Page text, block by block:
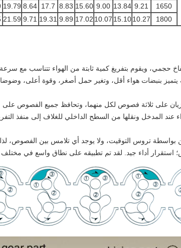
1650
9.21
13.84
9.00
15.60
8.83
17.7
8.64
19.79
1800
10.27
15.10
10.07
17.02
9.89
19.31
9.71
21.59
حجمي، ويقوم بتفريغ كمية ثابتة من الهواء تتناسب مع
يتميز بنبضات هواء أقل، وتغير حمل أصغر، وقوة أعلى،
على ثلاثة فصوص لكل منهما، وتحافظ جميع الفصوص
عند المدخل ونقلها من السطح الداخلي للغلاف إلى منفذ
بواسطة تروس التوقيت، ولا يوجد أي تلامس بين الفصوص،
أداء جيد. لقد تم تطبيقه على نطاق واسع في مختلف